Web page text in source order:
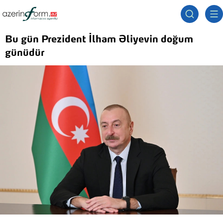
Bu gün Prezident İlham Əliyevin doğum
günüdür